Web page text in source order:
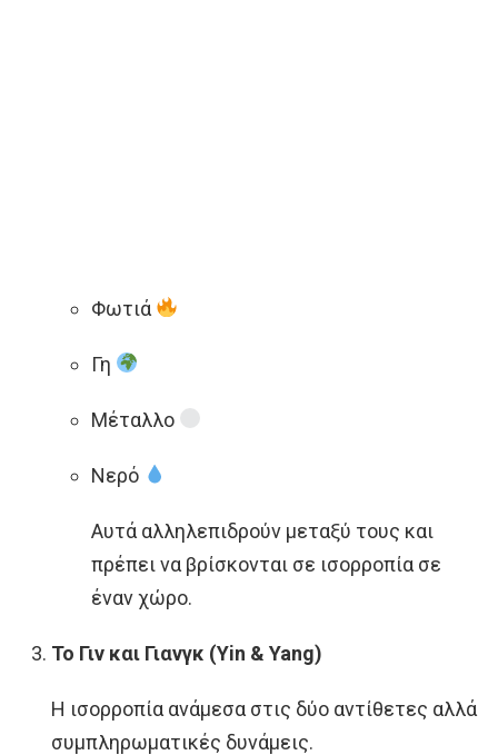
Φωτιά
Γη
Μέταλλο
Νερό
Αυτά αλληλεπιδρούν μεταξύ τους και
πρέπει να βρίσκονται σε ισορροπία σε
έναν χώρο.
Το Γιν και Γιανγκ (Yin & Yang)
Η ισορροπία ανάμεσα στις δύο αντίθετες αλλά
συμπληρωματικές δυνάμεις.